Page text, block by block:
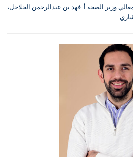
أبريل 2025م: كرَّم معالي وزير الصحة أ. فهد بن عبدالرحمن الجلاجل،